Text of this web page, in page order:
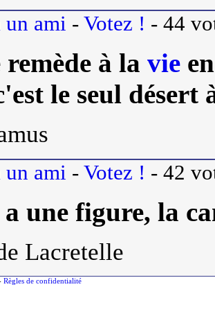
un ami - Votez ! - 44
à la vie
le seul désert
un ami - Votez ! - 42
a une figure, la
Lacretelle
Règles de confidentialité